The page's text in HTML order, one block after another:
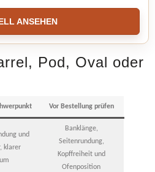
ANSEHEN
Pod, Oval oder
Vor Bestellung prüfen
und
klarer
Banklänge,
Seitenrundung,
Kopffreiheit und
Ofenposition